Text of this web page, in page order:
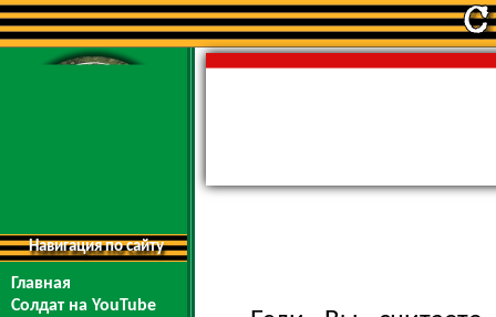
Навигация по сайту
Главная
Солдат на YouTube